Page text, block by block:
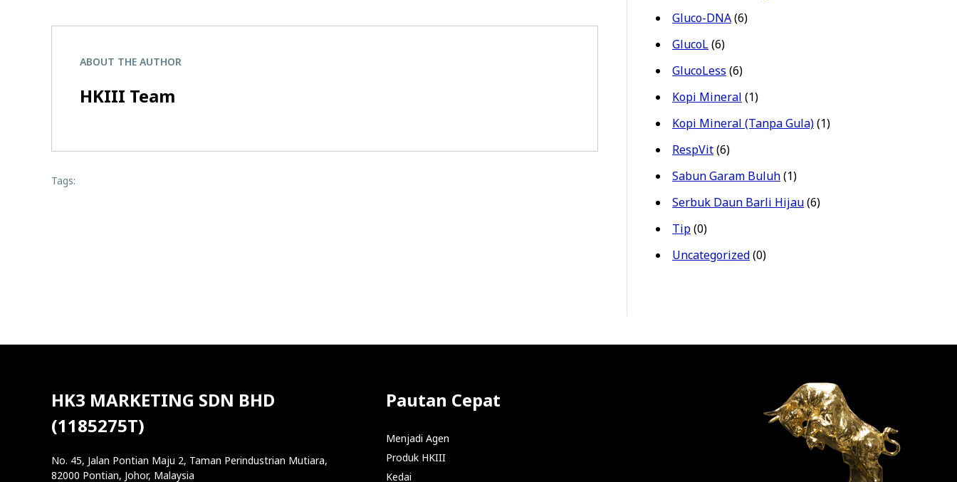
ABOUT THE AUTHOR
HKIII Team
Tags:
Gluco-DNA(6)
GlucoL(6)
GlucoLess (6)
Kopi Mineral (1)
Kopi Mineral (Tanpa Gula)(1)
RespVit(6)
Sabun Garam Buluh(1)
Serbuk Daun Barli Hijau(6)
Tip(0)
Uncategorized(0)
HK3 MARKETING SDN BHD
(1185275T)
No. 45, Jalan Pontian Maju 2, Taman Perindustrian Mutiara,
82000 Pontian, Johor, Malaysia
Pautan Cepat
Menjadi Agen
Produk HKIII
Kedai